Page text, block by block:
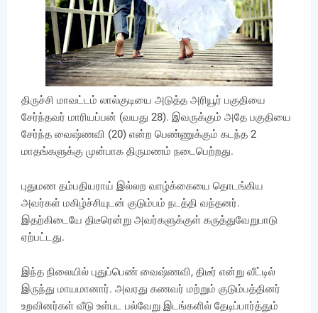
திருச்சி மாவட்டம் லால்குடியை அடுத்த அரியூர் பகுதியை
சேர்ந்தவர் மாரியப்பன் (வயது 28). இவருக்கும் அதே பகுதியை
சேர்ந்த வைஷ்ணவி (20) என்ற பெண்ணுக்கும் கடந்த 2
மாதங்களுக்கு முன்பாக திருமணம் நடைபெற்றது.
புதுமண தம்பதியராய் இல்லற வாழ்க்கையை தொடங்கிய
அவர்கள் மகிழ்ச்சியுடன் குடும்பம் நடத்தி வந்தனர்.
இதற்கிடையே திடீரென்று அவர்களுக்குள் கருத்துவேறுபாடு
ஏற்பட்டது.
இந்த நிலையில் புதுப்பெண் வைஷ்ணவி, திடீர் என்று வீட்டில்
இருந்து மாயமானார். அவரது கணவர் மற்றும் குடும்பத்தினர்
உறவினர்கள் வீடு உள்பட பல்வேறு இடங்களில் தேடிப்பார்த்தும்